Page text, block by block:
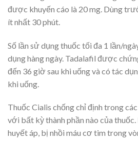
được khuyến cáo là 20 mg. Dùng
ít nhất 30 phút.
Số lần sử dụng thuốc tối đa 1 lần/
dụng hàng ngày. Tadalafil được
đến 36 giờ sau khi uống và có tác
khi uống.
Thuốc Cialis chống chỉ định trong
với bất kỳ thành phần nào của
huyết áp, bị nhồi máu cơ tim trong